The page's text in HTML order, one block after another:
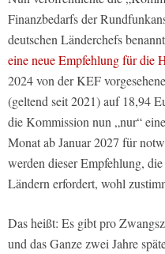
Finanzbedarfs der
deutschen Länderchefs
eine neue Empfehlung für die
2024 von der KEF
(geltend seit 2021) auf 18,94
die Kommission nun „nur“
Monat ab Januar 2027 für
werden dieser Empfehlung,
Ländern erfordert, wohl
Das heißt: Es gibt pro
und das Ganze zwei Jahre